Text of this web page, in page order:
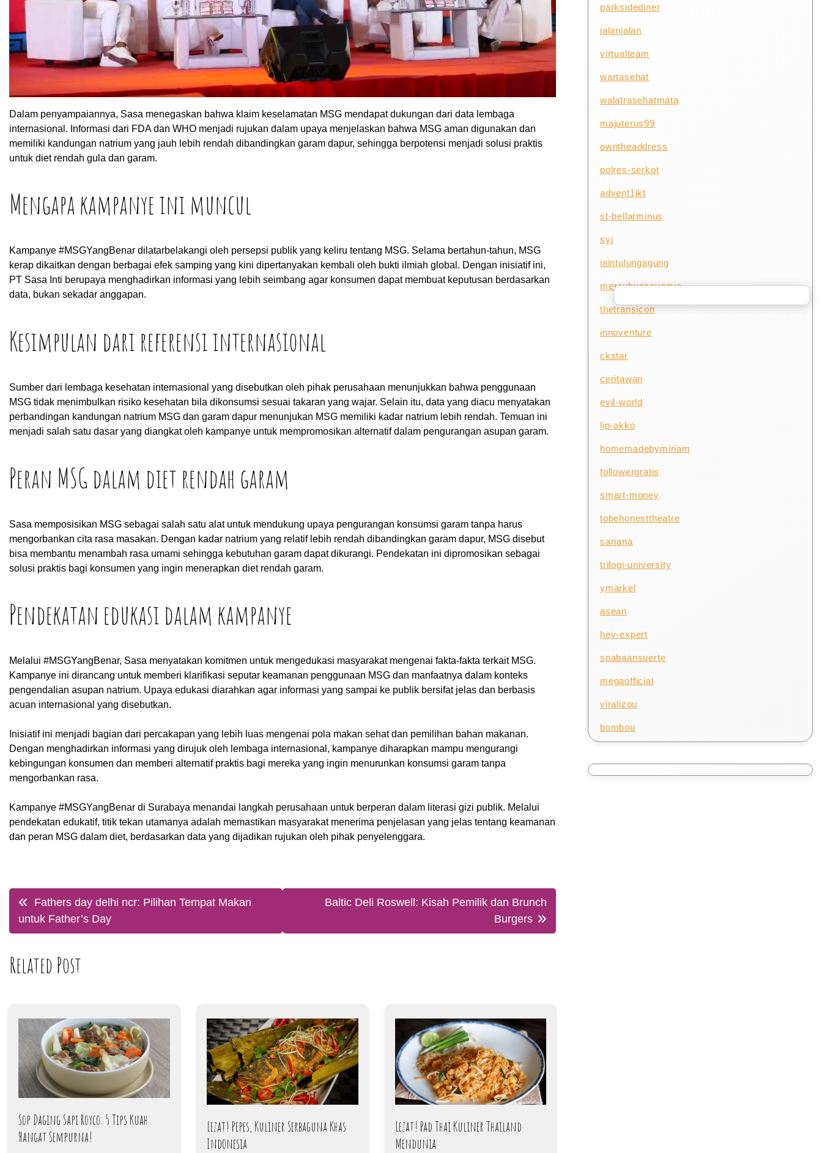
Dalam penyampaiannya, Sasa menegaskan bahwa klaim keselamatan MSG mendapat dukungan dari data lembaga
internasional. Informasi dari FDA dan WHO menjadi rujukan dalam upaya menjelaskan bahwa MSG aman digunakan dan
memiliki kandungan natrium yang jauh lebih rendah dibandingkan garam dapur, sehingga berpotensi menjadi solusi praktis
untuk diet rendah gula dan garam.
Mengapa kampanye ini muncul
Kampanye #MSGYangBenar dilatarbelakangi oleh persepsi publik yang keliru tentang MSG. Selama bertahun-tahun, MSG
kerap dikaitkan dengan berbagai efek samping yang kini dipertanyakan kembali oleh bukti ilmiah global. Dengan inisiatif ini,
PT Sasa Inti berupaya menghadirkan informasi yang lebih seimbang agar konsumen dapat membuat keputusan berdasarkan
data, bukan sekadar anggapan.
Kesimpulan dari referensi internasional
Sumber dari lembaga kesehatan internasional yang disebutkan oleh pihak perusahaan menunjukkan bahwa penggunaan
MSG tidak menimbulkan risiko kesehatan bila dikonsumsi sesuai takaran yang wajar. Selain itu, data yang diacu menyatakan
perbandingan kandungan natrium MSG dan garam dapur menunjukan MSG memiliki kadar natrium lebih rendah. Temuan ini
menjadi salah satu dasar yang diangkat oleh kampanye untuk mempromosikan alternatif dalam pengurangan asupan garam.
Peran MSG dalam diet rendah garam
Sasa memposisikan MSG sebagai salah satu alat untuk mendukung upaya pengurangan konsumsi garam tanpa harus
mengorbankan cita rasa masakan. Dengan kadar natrium yang relatif lebih rendah dibandingkan garam dapur, MSG disebut
bisa membantu menambah rasa umami sehingga kebutuhan garam dapat dikurangi. Pendekatan ini dipromosikan sebagai
solusi praktis bagi konsumen yang ingin menerapkan diet rendah garam.
Pendekatan edukasi dalam kampanye
Melalui #MSGYangBenar, Sasa menyatakan komitmen untuk mengedukasi masyarakat mengenai fakta-fakta terkait MSG.
Kampanye ini dirancang untuk memberi klarifikasi seputar keamanan penggunaan MSG dan manfaatnya dalam konteks
pengendalian asupan natrium. Upaya edukasi diarahkan agar informasi yang sampai ke publik bersifat jelas dan berbasis
acuan internasional yang disebutkan.
Inisiatif ini menjadi bagian dari percakapan yang lebih luas mengenai pola makan sehat dan pemilihan bahan makanan.
Dengan menghadirkan informasi yang dirujuk oleh lembaga internasional, kampanye diharapkan mampu mengurangi
kebingungan konsumen dan memberi alternatif praktis bagi mereka yang ingin menurunkan konsumsi garam tanpa
mengorbankan rasa.
Kampanye #MSGYangBenar di Surabaya menandai langkah perusahaan untuk berperan dalam literasi gizi publik. Melalui
pendekatan edukatif, titik tekan utamanya adalah memastikan masyarakat menerima penjelasan yang jelas tentang keamanan
dan peran MSG dalam diet, berdasarkan data yang dijadikan rujukan oleh pihak penyelenggara.
Post
navigation
Fathers day delhi ncr: Pilihan Tempat Makan
untuk Father’s Day
Baltic Deli Roswell: Kisah Pemilik dan Brunch
Burgers
Related Post
Sop Daging Sapi Royco: 5 Tips Kuah
Hangat Sempurna!
Lezat! Pepes, Kuliner Serbaguna Khas
Indonesia
Lezat! Pad Thai Kuliner Thailand
Mendunia
parksidediner
jalanjalan
virtualteam
wartasehat
walatrasehatmata
majuterus99
owntheaddress
polres-serkot
advent1jkt
st-bellarminus
syj
iaintulungagung
mercubuanayogya
thetransicon
innoventure
ckstar
ceritawan
evil-world
lip-akko
homemadebymiriam
followergratis
smart-money
tobehonesttheatre
sarjana
trilogi-university
ymarkel
asean
hey-expert
spabaansuerte
megaofficial
viralizou
bombou